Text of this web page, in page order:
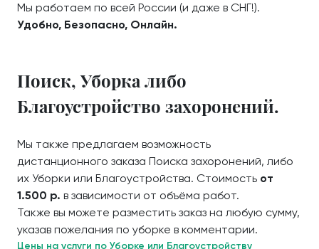
Мы работаем по всей России (и даже в СНГ!).
Удобно, Безопасно, Онлайн.
Поиск, Уборка либо
Благоустройство захоронений.
Мы также предлагаем возможность
дистанционного заказа Поиска захоронений, либо
их Уборки или Благоустройства. Стоимость от
1.500 р. в зависимости от объёма работ.
Также вы можете разместить заказ на любую сумму,
указав пожелания по уборке в комментарии.
Цены на услуги по Уборке или Благоустройству